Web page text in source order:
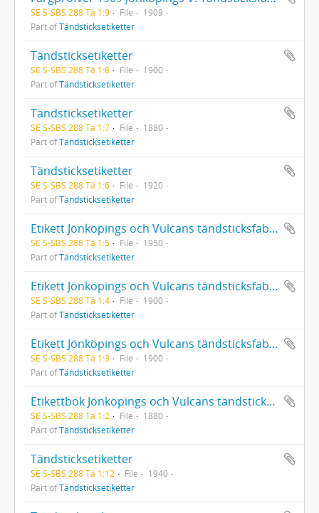
SE S-SBS 288 Tä 1:9 File
1909
Part ofTändsticksetiketter
Tändsticksetiketter
SE S-SBS 288 Tä 1:8 File
1900
Part ofTändsticksetiketter
Tändsticksetiketter
SE S-SBS 288 Tä 1:7 File
1880
Part ofTändsticksetiketter
Tändsticksetiketter
SE S-SBS 288 Tä 1:6 File
1920
Part ofTändsticksetiketter
Etikett Jönköpings och Vulcans tändsticksfabriksaktiebolag 7292-8521
SE S-SBS 288 Tä 1:5 File
1950
Part ofTändsticksetiketter
Etikett Jönköpings och Vulcans tändsticksfabriksaktiebolag 5956-7291
SE S-SBS 288 Tä 1:4 File
1900
Part ofTändsticksetiketter
Etikett Jönköpings och Vulcans tändsticksfabriksaktiebolag 3541-5955
SE S-SBS 288 Tä 1:3 File
1900
Part ofTändsticksetiketter
Etikettbok Jönköpings och Vulcans tändsticksfabriksaktiebolag 1507-3540
SE S-SBS 288 Tä 1:2 File
1880
Part ofTändsticksetiketter
Tändsticksetiketter
SE S-SBS 288 Tä 1:12 File
1940
Part ofTändsticksetiketter